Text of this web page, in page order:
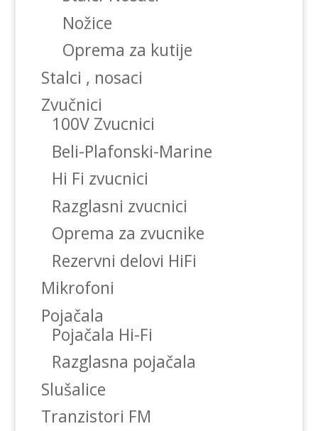
Nožice
Oprema za kutije
Stalci , nosaci
Zvučnici
100V Zvucnici
Beli-Plafonski-Marine
Hi Fi zvucnici
Razglasni zvucnici
Oprema za zvucnike
Rezervni delovi HiFi
Mikrofoni
Pojačala
Pojačala Hi-Fi
Razglasna pojačala
Slušalice
Tranzistori FM